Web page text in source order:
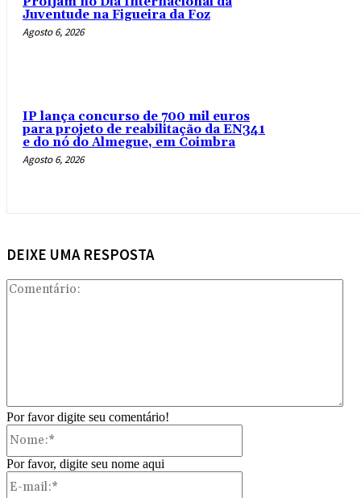
Juventude na Figueira da Foz
Agosto 6, 2026
IP lança concurso de 700 mil euros
para projeto de reabilitação da EN341
e do nó do Almegue, em Coimbra
Agosto 6, 2026
DEIXE UMA RESPOSTA
Por favor digite seu comentário!
Por favor, digite seu nome aqui